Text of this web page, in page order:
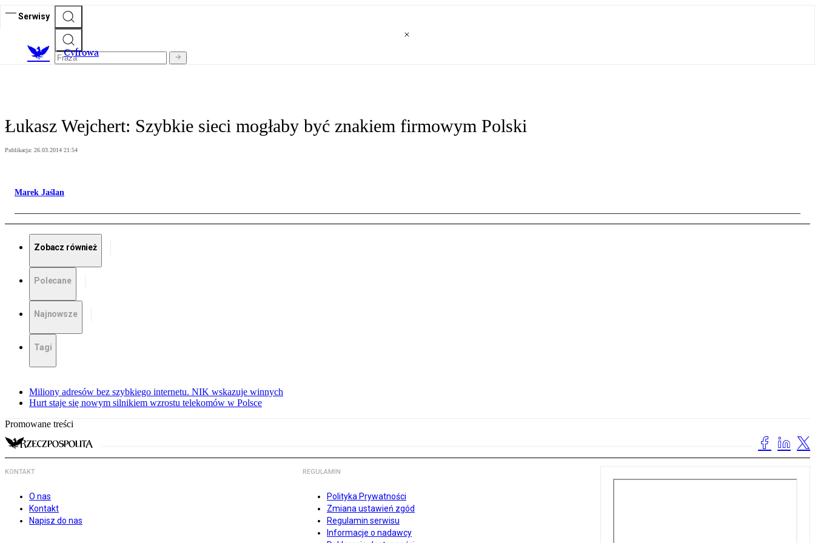
Serwisy
Cyfrowa
Łukasz Wejchert: Szybkie sieci mogłaby być znakiem firmowym Polski
Publikacja: 26.03.2014 21:54
Marek Jaślan
Zobacz również
Polecane
Najnowsze
Tagi
Miliony adresów bez szybkiego internetu. NIK wskazuje winnych
Hurt staje się nowym silnikiem wzrostu telekomów w Polsce
Promowane treści
KONTAKT
O nas
Kontakt
Napisz do nas
REGULAMIN
Polityka Prywatności
Zmiana ustawień zgód
Regulamin serwisu
Informacje o nadawcy